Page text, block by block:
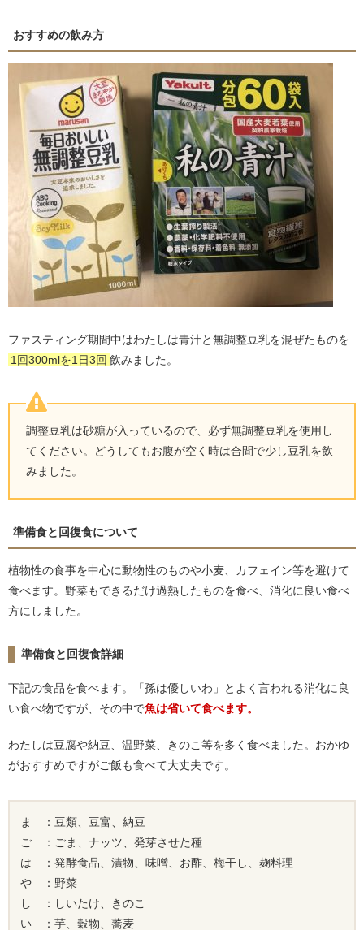
おすすめの飲み方
ファスティング期間中はわたしは青汁と無調整豆乳を混ぜたものを
1回300mlを1日3回 飲みました。
調整豆乳は砂糖が入っているので、必ず無調整豆乳を使用し
てください。どうしてもお腹が空く時は合間で少し豆乳を飲
みました。
準備食と回復食について
植物性の食事を中心に動物性のものや小麦、カフェイン等を避けて
食べます。野菜もできるだけ過熱したものを食べ、消化に良い食べ
方にしました。
準備食と回復食詳細
下記の食品を食べます。「孫は優しいわ」とよく言われる消化に良
い食べ物ですが、その中で魚は省いて食べます。
わたしは豆腐や納豆、温野菜、きのこ等を多く食べました。おかゆ
がおすすめですがご飯も食べて大丈夫です。
ま ：豆類、豆富、納豆
ご ：ごま、ナッツ、発芽させた種
は ：発酵食品、漬物、味噌、お酢、梅干し、麹料理
や ：野菜
し ：しいたけ、きのこ
い ：芋、穀物、蕎麦